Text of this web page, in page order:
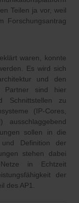
Teilen ja vor, weil
Forschungsantrag
waren, konnte
Es wird sich
und den
Partner sind hier
Schnittstellen zu
(IP-Cores,
ausschlaggebend
sollen in die
Definition der
stehen dabei
in Echtzeit
der
des AP1.